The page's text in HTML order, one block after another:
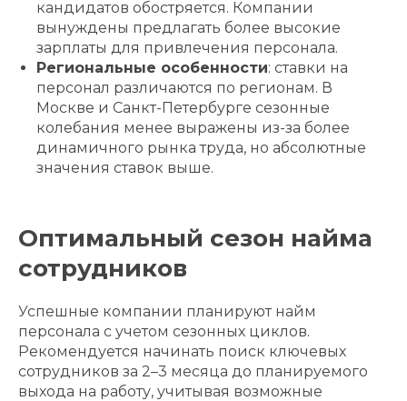
кандидатов обостряется. Компании
вынуждены предлагать более высокие
зарплаты для привлечения персонала.
Региональные особенности: ставки на
персонал различаются по регионам. В
Москве и Санкт-Петербурге сезонные
колебания менее выражены из-за более
динамичного рынка труда, но абсолютные
значения ставок выше.
Оптимальный сезон найма
сотрудников
Успешные компании планируют найм
персонала с учетом сезонных циклов.
Рекомендуется начинать поиск ключевых
сотрудников за 2–3 месяца до планируемого
выхода на работу, учитывая возможные